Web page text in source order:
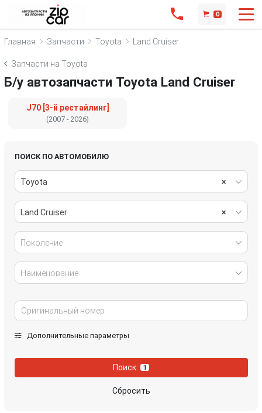
0
Главная Запчасти Toyota Land Cruiser
Запчасти на Toyota
Б/у автозапчасти Toyota Land Cruiser
J70 [3-й рестайлинг]
(2007 - 2026)
ПОИСК ПО АВТОМОБИЛЮ
×
Toyota
×
Land Cruiser
Поколение
Наименование
Дополнительные параметры
Поиск 1
Сбросить